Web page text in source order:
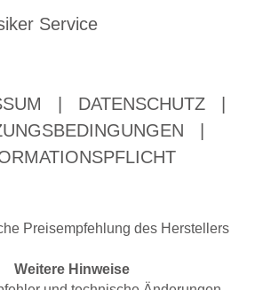
Service
DATENSCHUTZ
Preisempfehlung des Herstellers
Weitere Hinweise